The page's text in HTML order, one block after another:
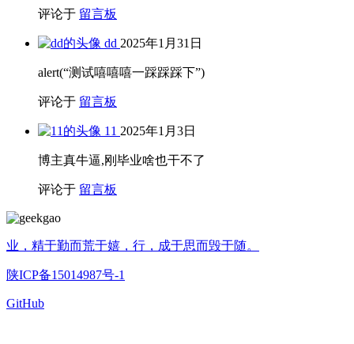
评论于 留言板
dd 2025年1月31日
alert(“测试嘻嘻嘻一踩踩踩下”)
评论于 留言板
11 2025年1月3日
博主真牛逼,刚毕业啥也干不了
评论于 留言板
业，精于勤而荒于嬉，行，成于思而毁于随。
陕ICP备15014987号-1
GitHub